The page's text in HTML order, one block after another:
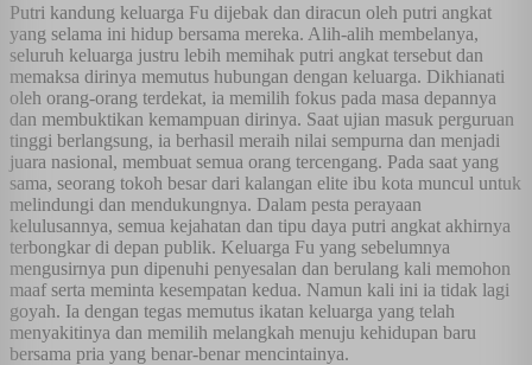
Putri kandung keluarga Fu dijebak dan diracun oleh putri angkat
yang selama ini hidup bersama mereka. Alih-alih membelanya,
seluruh keluarga justru lebih memihak putri angkat tersebut dan
memaksa dirinya memutus hubungan dengan keluarga. Dikhianati
oleh orang-orang terdekat, ia memilih fokus pada masa depannya
dan membuktikan kemampuan dirinya. Saat ujian masuk perguruan
tinggi berlangsung, ia berhasil meraih nilai sempurna dan menjadi
juara nasional, membuat semua orang tercengang. Pada saat yang
sama, seorang tokoh besar dari kalangan elite ibu kota muncul untuk
melindungi dan mendukungnya. Dalam pesta perayaan
kelulusannya, semua kejahatan dan tipu daya putri angkat akhirnya
terbongkar di depan publik. Keluarga Fu yang sebelumnya
mengusirnya pun dipenuhi penyesalan dan berulang kali memohon
maaf serta meminta kesempatan kedua. Namun kali ini ia tidak lagi
goyah. Ia dengan tegas memutus ikatan keluarga yang telah
menyakitinya dan memilih melangkah menuju kehidupan baru
bersama pria yang benar-benar mencintainya.